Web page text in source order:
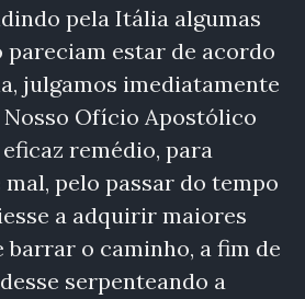
pela Itália algumas
pareciam estar de acordo
julgamos imediatamente
Ofício Apostólico
remédio, para
pelo passar do tempo
a adquirir maiores
barrar o caminho, a fim de
serpenteando a